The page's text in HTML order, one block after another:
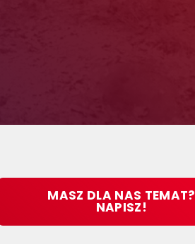
MASZ DLA NAS TEMAT?
NAPISZ!